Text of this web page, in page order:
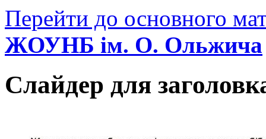
Перейти до основного
ЖОУНБ ім. О. Ольжича
Слайдер для